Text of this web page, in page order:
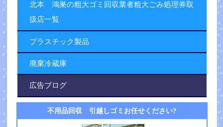
北本 鴻巣の粗大ゴミ回収業者粗大ごみ処理券取
扱店一覧
プラスチック製品
廃棄冷蔵庫
広告ブログ
不用品回収 引越しゴミお任せください?